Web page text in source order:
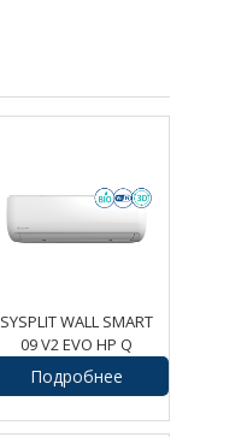
SYSPLIT WALL SMART
09 V2 EVO HP Q
49088руб.
Подробнее